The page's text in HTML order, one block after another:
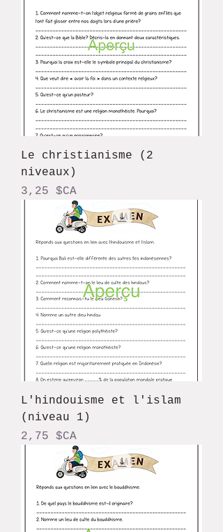
Le christianisme (2
niveaux)
Prix
3,25 $CA
L'hindouisme et l'islam
(niveau 1)
Prix
2,75 $CA